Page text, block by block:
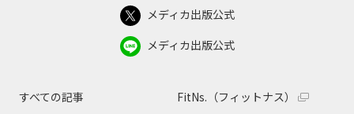
メディカ出版公式
メディカ出版公式
すべての記事
FitNs.（フィットナス）